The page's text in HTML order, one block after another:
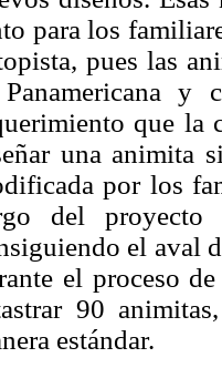
para los
pues las
y
que la
una animita
por los
del
el aval
el proceso
90
estándar.